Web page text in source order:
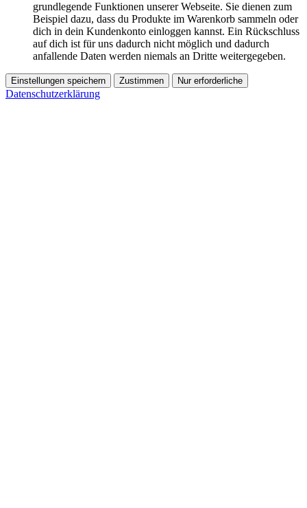
grundlegende Funktionen unserer Webseite. Sie dienen zum
Beispiel dazu, dass du Produkte im Warenkorb sammeln oder
dich in dein Kundenkonto einloggen kannst. Ein Rückschluss
auf dich ist für uns dadurch nicht möglich und dadurch
anfallende Daten werden niemals an Dritte weitergegeben.
Einstellungen speichern Zustimmen Nur erforderliche
Datenschutzerklärung